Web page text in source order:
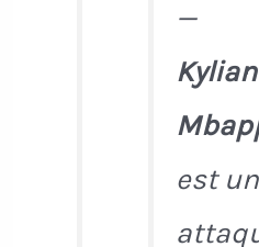
—
Kylian
est un